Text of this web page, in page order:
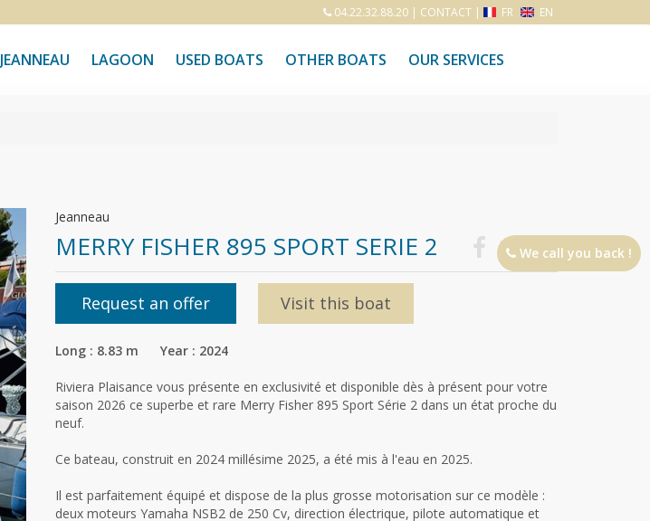
04.22.32.88.20| CONTACT| FR EN
JEANNEAU LAGOON USED BOATS OTHER BOATS OUR SERVICES
Jeanneau
MERRY FISHER 895 SPORT SERIE 2
Request an offer Visit this boat
Long : 8.83 m Year : 2024
Riviera Plaisance vous présente en exclusivité et disponible dès à présent pour votre
saison 2026 ce superbe et rare Merry Fisher 895 Sport Série 2 dans un état proche du
neuf.
Ce bateau, construit en 2024 millésime 2025, a été mis à l'eau en 2025.
Il est parfaitement équipé et dispose de la plus grosse motorisation sur ce modèle :
deux moteurs Yamaha NSB2 de 250 Cv, direction électrique, pilote automatique et
We call you back !